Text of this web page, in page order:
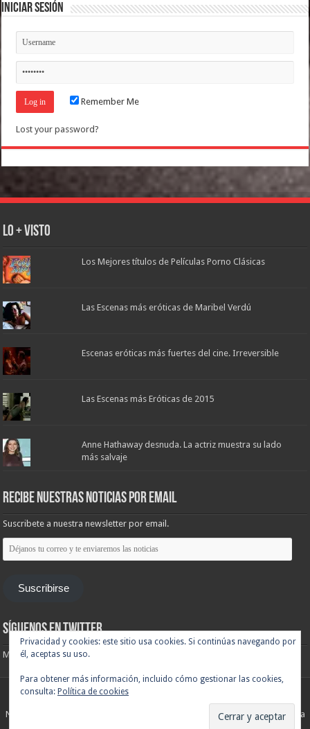
Iniciar Sesión
Remember Me
Lost your password?
Lo + Visto
Los Mejores títulos de Películas Porno Clásicas
Las Escenas más eróticas de Maribel Verdú
Escenas eróticas más fuertes del cine. Irreversible
Las Escenas más Eróticas de 2015
Anne Hathaway desnuda. La actriz muestra su lado
más salvaje
Recibe nuestras noticias por email
Suscribete a nuestra newsletter por email.
Déjanos
tu
correo
enviaremos
Suscribirse
Síguenos en Twitter
Mis tuits
Noticias de cine y de series de televisión, críticas, tráilers, estrenos. Cineralia
Privacidad y cookies: este sitio usa cookies. Si continúas navegando por
él, aceptas su uso.
Para obtener más información, incluido cómo gestionar las cookies,
consulta: Política de cookies